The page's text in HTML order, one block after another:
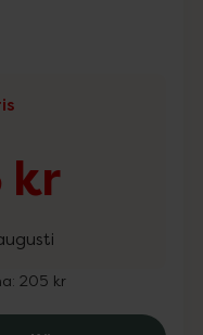
kr
205 kr